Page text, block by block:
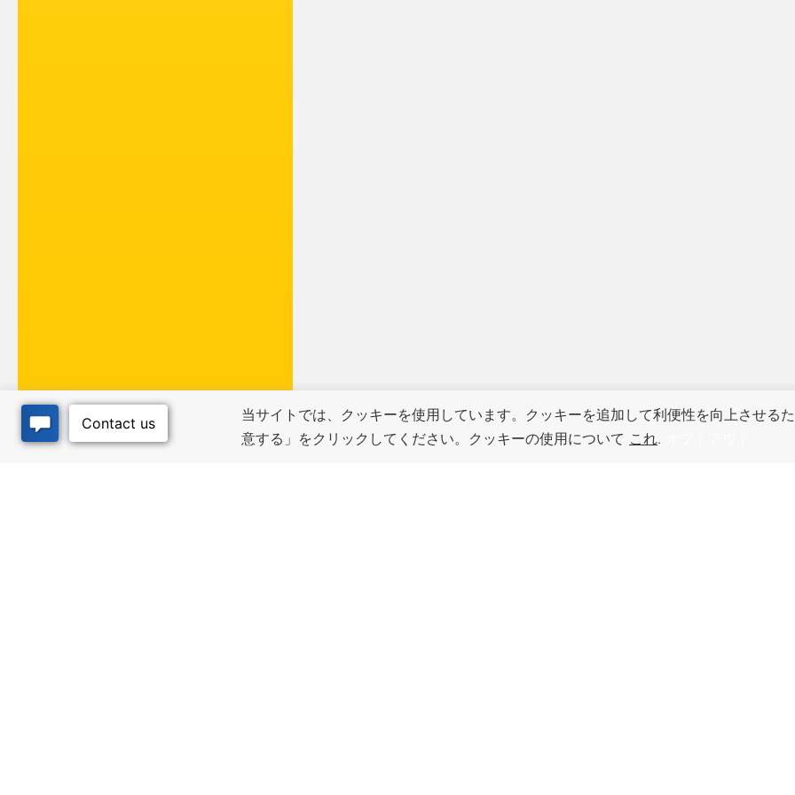
当サイトでは、クッキーを使用しています。クッキーを追加して利便性を向上させる
意する」をクリックしてください。クッキーの使用について これ.